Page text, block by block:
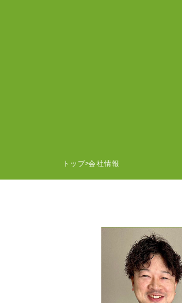
トップ>会社情報